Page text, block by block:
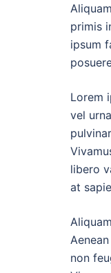
primis
ipsum
Lorem
vel
libero
at
non